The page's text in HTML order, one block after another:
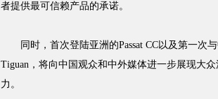
者提供最可信赖产品的承诺。
同时，首次登陆亚洲的Passat CC以及第一次
Tiguan，将向中国观众和中外媒体进一步展现大
力。